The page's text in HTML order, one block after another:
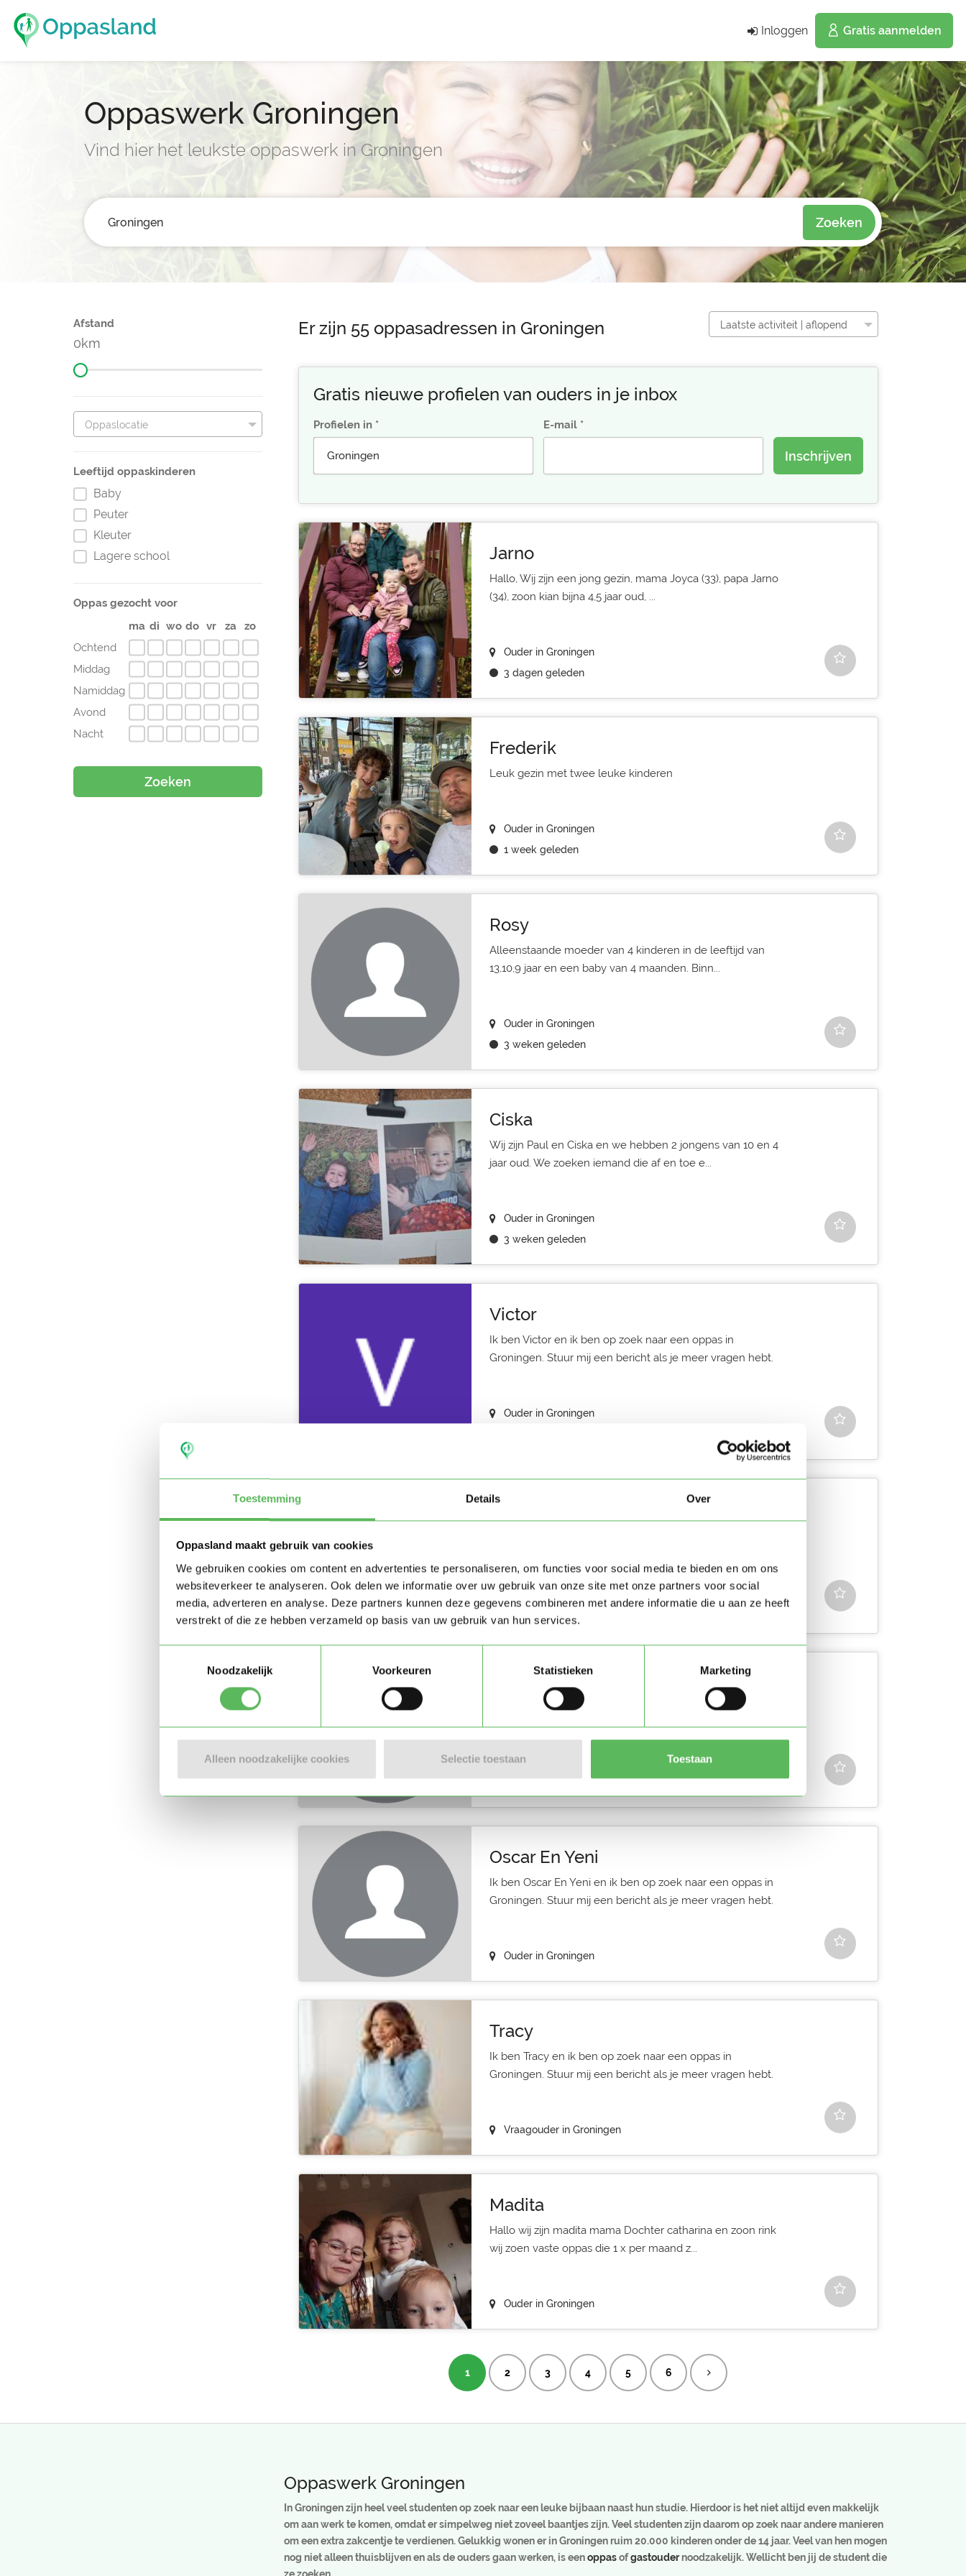
Toestemming Details Over
Oppasland maakt gebruik van cookies
We gebruiken cookies om content en advertenties te personaliseren, om functies voor social media te bieden en om ons
websiteverkeer te analyseren. Ook delen we informatie over uw gebruik van onze site met onze partners voor social
media, adverteren en analyse. Deze partners kunnen deze gegevens combineren met andere informatie die u aan ze heeft
verstrekt of die ze hebben verzameld op basis van uw gebruik van hun services.
Noodzakelijk
Voorkeuren Statistieken Marketing
Alleen noodzakelijke cookies Selectie toestaan Toestaan
Inloggen Gratis aanmelden
Oppaswerk Groningen
Vind hier het leukste oppaswerk in Groningen
Zoeken
Afstand
0
Oppaslocatie
Leeftijd oppaskinderen
Baby
Peuter
Kleuter
Lagere school
Oppas gezocht voor
ma di wo do vr za
zo
Ochtend
Middag
Namiddag
Avond
Nacht
Zoeken
Er zijn 55 oppasadressen in Groningen Laatste activiteit | aflopend
Gratis nieuwe profielen van ouders in je inbox
Profielen in E-mail
Inschrijven
Jarno
Hallo, Wij zijn een jong gezin, mama Joyca (33), papa Jarno
(34), zoon kian bijna 4,5 jaar oud, ...
Ouder in Groningen
3 dagen geleden
Frederik
Leuk gezin met twee leuke kinderen
Ouder in Groningen
1 week geleden
Rosy
Alleenstaande moeder van 4 kinderen in de leeftijd van
13,10,9 jaar en een baby van 4 maanden. Binn...
Ouder in Groningen
3 weken geleden
Ciska
Wij zijn Paul en Ciska en we hebben 2 jongens van 10 en 4
jaar oud. We zoeken iemand die af en toe e...
Ouder in Groningen
3 weken geleden
Victor
Ik ben Victor en ik ben op zoek naar een oppas in
Groningen. Stuur mij een bericht als je meer vragen hebt.
Ouder in Groningen
Sarah
Ouder in Groningen
Ik ben Meli en ik ben op zoek naar een oppas in Groningen.
Stuur mij een bericht als je meer vragen hebt.
Ouder in Groningen
Oscar En Yeni
Ik ben Oscar En Yeni en ik ben op zoek naar een oppas in
Groningen. Stuur mij een bericht als je meer vragen hebt.
Ouder in Groningen
Tracy
Ik ben Tracy en ik ben op zoek naar een oppas in
Groningen. Stuur mij een bericht als je meer vragen hebt.
Vraagouder in Groningen
Madita
Hallo wij zijn madita mama Dochter catharina en zoon rink
wij zoen vaste oppas die 1 x per maand z...
Ouder in Groningen
1 2 3 4 5 6
Oppaswerk Groningen
In Groningen zijn heel veel studenten op zoek naar een leuke bijbaan naast hun studie. Hierdoor is het niet altijd even makkelijk
om aan werk te komen, omdat er simpelweg niet zoveel baantjes zijn. Veel studenten zijn daarom op zoek naar andere manieren
om een extra zakcentje te verdienen. Gelukkig wonen er in Groningen ruim 20.000 kinderen onder de 14 jaar. Veel van hen mogen
nog niet alleen thuisblijven en als de ouders gaan werken, is eenoppasofgastoudernoodzakelijk. Wellicht ben jij de student die